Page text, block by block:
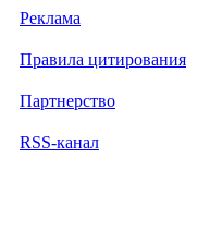
Реклама
Правила цитирования
Партнерство
RSS-канал